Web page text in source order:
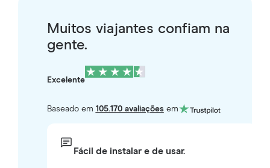
Muitos viajantes confiam na
gente.
Excelente
Baseado em 105.170 avaliaçõesem
Fácil de instalar e de usar.